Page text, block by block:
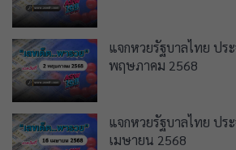
แจกหวยรัฐบาลไทย ปร
พฤษภาคม 2568
แจกหวยรัฐบาลไทย ปร
เมษายน 2568